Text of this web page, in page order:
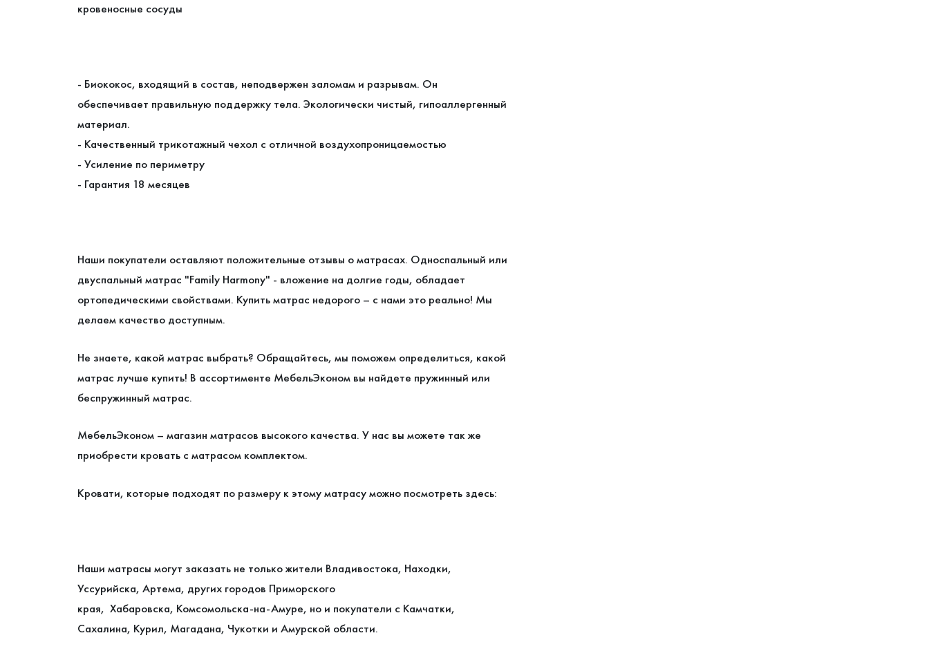
кровеносные сосуды
- Биококос, входящий в состав, неподвержен заломам и разрывам. Он
обеспечивает правильную поддержку тела. Экологически чистый, гипоаллергенный
материал.
- Качественный трикотажный чехол с отличной воздухопроницаемостью
- Усиление по периметру
- Гарантия 18 месяцев
Наши покупатели оставляют положительные отзывы о матрасах. Односпальный или
двуспальный матрас "Family Harmony" - вложение на долгие годы, обладает
ортопедическими свойствами. Купить матрас недорого – с нами это реально! Мы
делаем качество доступным.
Не знаете, какой матрас выбрать? Обращайтесь, мы поможем определиться, какой
матрас лучше купить! В ассортименте МебельЭконом вы найдете пружинный или
беспружинный матрас.
МебельЭконом – магазин матрасов высокого качества. У нас вы можете так же
приобрести кровать с матрасом комплектом.
Кровати, которые подходят по размеру к этому матрасу можно посмотреть здесь:
Наши матрасы могут заказать не только жители Владивостока, Находки,
Уссурийска, Артема, других городов Приморского
края, Хабаровска, Комсомольска-на-Амуре, но и покупатели с Камчатки,
Сахалина, Курил, Магадана, Чукотки и Амурской области.